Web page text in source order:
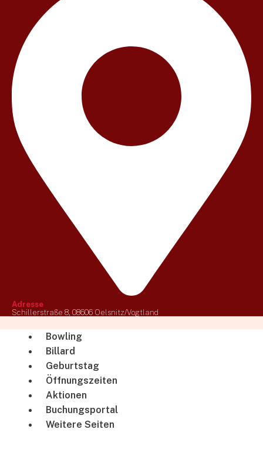
Adresse
Schillerstraße 8, 08606 Oelsnitz/Vogtland
Bowling
Billard
Geburtstag
Öffnungszeiten
Aktionen
Buchungsportal
Weitere Seiten